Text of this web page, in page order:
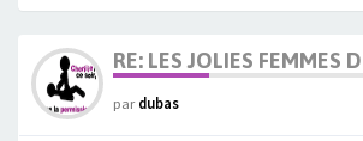
RE: LES JOLIES FEMMES
pardubas